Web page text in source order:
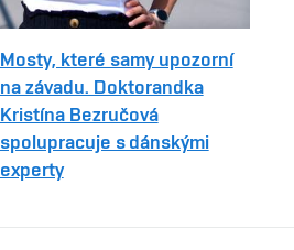
Mosty, které samy upozorní
na závadu. Doktorandka
Kristína Bezručová
spolupracuje s dánskými
experty